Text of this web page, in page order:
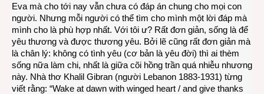
Eva mà cho tới nay vẫn chưa có đáp án chung cho mọi con
người. Nhưng mỗi người có thể tìm cho mình một lời đáp mà
mình cho là phù hợp nhất. Với tôi ư? Rất đơn giản, sống là để
yêu thương và được thương yêu. Bởi lẽ cũng rất đơn giản mà
là chân lý: không có tình yêu (cơ bản là yêu đời) thì ai thèm
sống nữa làm chi, nhất là giữa cõi hồng trần quá nhiễu nhương
này. Nhà thơ Khalil Gibran (người Lebanon 1883-1931) từng
viết rằng: “Wake at dawn with winged heart / and give thanks